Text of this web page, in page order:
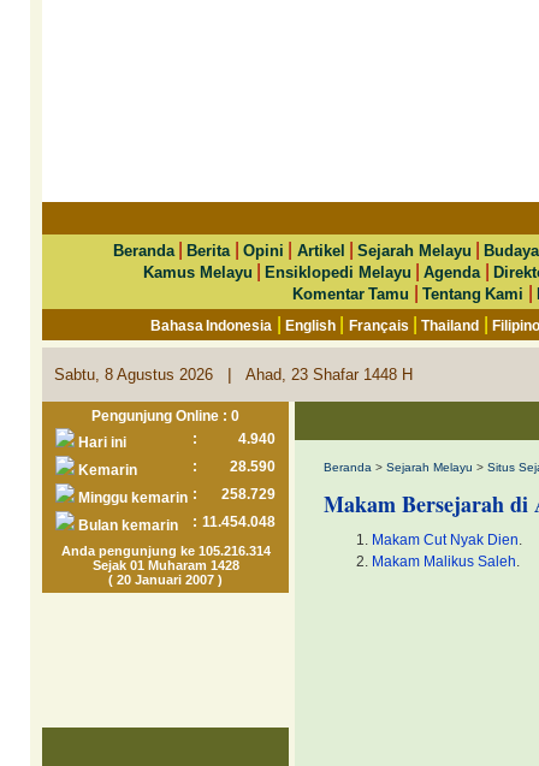
Beranda|Berita Opini Artikel |Sejarah Melayu |
Kamus Melayu
|Ensiklopedi Melayu |Agenda |
Komentar Tamu
|Tentang Kami |
Bahasa Indonesia |English Français |Thailand |
Sabtu, 8 Agustus 2026 | Ahad, 23 Shafar 1448 H
Pengunjung Online : 0
Hari ini
:
4.940
Kemarin
:
28.590
Minggu kemarin :
258.729
Bulan kemarin
: 11.454.048
Anda pengunjung ke 105.216.314
Sejak 01 Muharam 1428
( 20 Januari 2007 )
Beranda > Sejarah Melayu > Situs
Makam Bersejarah di
Makam Cut Nyak Dien.
Makam Malikus Saleh.